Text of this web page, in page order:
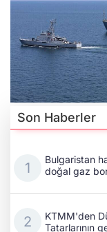
Son Haberler
Bulgaristan
doğal gaz
KTMM'den
Tatarlarının